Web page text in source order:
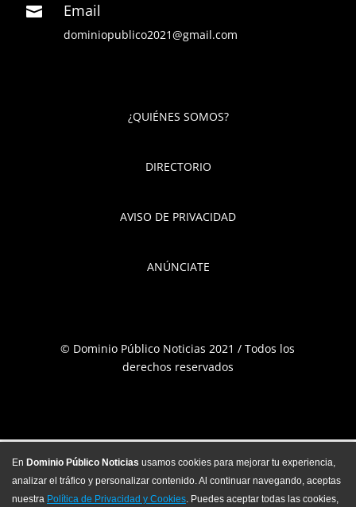
 Email
dominiopublico2021@gmail.com
¿QUIÉNES SOMOS?
DIRECTORIO
AVISO DE PRIVACIDAD
ANÚNCIATE
© Dominio Público Noticias 2021 / Todos los
derechos reservados
En Dominio Público Noticias usamos cookies para mejorar tu experiencia,
analizar el tráfico y personalizar contenido. Al continuar navegando, aceptas
nuestra Política de Privacidad y Cookies. Puedes aceptar todas las cookies,